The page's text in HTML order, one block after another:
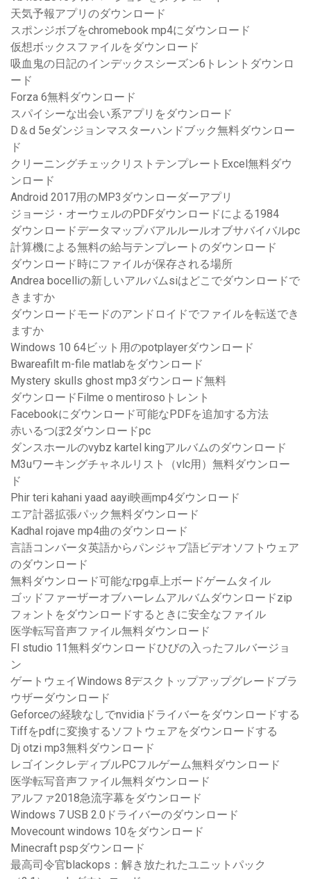
天気予報アプリのダウンロード
スポンジボブをchromebook mp4にダウンロード
仮想ボックスファイルをダウンロード
吸血鬼の日記のインデックスシーズン6トレントダウンロ
ード
Forza 6無料ダウンロード
スパイシーな出会い系アプリをダウンロード
D＆d 5eダンジョンマスターハンドブック無料ダウンロー
ド
クリーニングチェックリストテンプレートExcel無料ダウ
ンロード
Android 2017用のMP3ダウンローダーアプリ
ジョージ・オーウェルのPDFダウンロードによる1984
ダウンロードデータマップバアルルールオブサバイバルpc
計算機による無料の給与テンプレートのダウンロード
ダウンロード時にファイルが保存される場所
Andrea bocelliの新しいアルバムsiはどこでダウンロードで
きますか
ダウンロードモードのアンドロイドでファイルを転送でき
ますか
Windows 10 64ビット用のpotplayerダウンロード
Bwareafilt m-file matlabをダウンロード
Mystery skulls ghost mp3ダウンロード無料
ダウンロードFilme o mentirosoトレント
Facebookにダウンロード可能なPDFを追加する方法
赤いるつぼ2ダウンロードpc
ダンスホールのvybz kartel kingアルバムのダウンロード
M3uワーキングチャネルリスト（vlc用）無料ダウンロー
ド
Phir teri kahani yaad aayi映画mp4ダウンロード
エア計器拡張パック無料ダウンロード
Kadhal rojave mp4曲のダウンロード
言語コンバータ英語からパンジャブ語ビデオソフトウェア
のダウンロード
無料ダウンロード可能なrpg卓上ボードゲームタイル
ゴッドファーザーオブハーレムアルバムダウンロードzip
フォントをダウンロードするときに安全なファイル
医学転写音声ファイル無料ダウンロード
Fl studio 11無料ダウンロードひびの入ったフルバージョ
ン
ゲートウェイWindows 8デスクトップアップグレードブラ
ウザーダウンロード
Geforceの経験なしでnvidiaドライバーをダウンロードする
Tiffをpdfに変換するソフトウェアをダウンロードする
Dj otzi mp3無料ダウンロード
レゴインクレディブルPCフルゲーム無料ダウンロード
医学転写音声ファイル無料ダウンロード
アルファ2018急流字幕をダウンロード
Windows 7 USB 2.0ドライバーのダウンロード
Movecount windows 10をダウンロード
Minecraft pspダウンロード
最高司令官blackops：解き放たれたユニットパック